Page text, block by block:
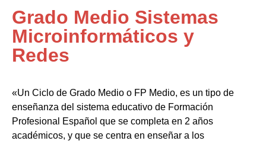
Grado Medio Sistemas
Microinformáticos y
Redes
«Un Ciclo de Grado Medio o FP Medio, es un tipo de
enseñanza del sistema educativo de Formación
Profesional Español que se completa en 2 años
académicos, y que se centra en enseñar a los